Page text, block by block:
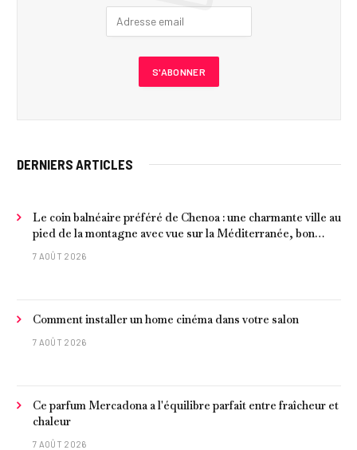
DERNIERS ARTICLES
Le coin balnéaire préféré de Chenoa : une charmante ville au
pied de la montagne avec vue sur la Méditerranée, bon
poisson et criques isolées
7 AOÛT 2026
Comment installer un home cinéma dans votre salon
7 AOÛT 2026
Ce parfum Mercadona a l'équilibre parfait entre fraîcheur et
chaleur
7 AOÛT 2026